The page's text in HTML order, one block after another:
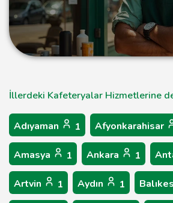
İllerdeki Kafeteryalar Hizmetlerine
Adıyaman 1 Afyonkarahisar
Amasya 1 Ankara 1
Artvin 1 Aydın 1